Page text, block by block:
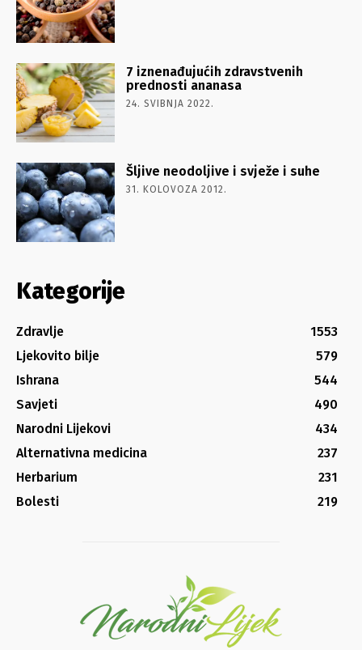
7 iznenađujućih zdravstvenih
prednosti ananasa
24. SVIBNJA 2022.
Šljive neodoljive i svježe i suhe
31. KOLOVOZA 2012.
Kategorije
Zdravlje
1553
Ljekovito bilje
579
Ishrana
544
Savjeti
490
Narodni Lijekovi
434
Alternativna medicina
237
Herbarium
231
Bolesti
219